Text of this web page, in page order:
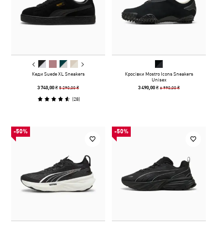
Кеди Suede XL Sneakers
3 740,00 ₴5 290,00 ₴
(28)
Кросівки Mostro Icons Sneakers
Unisex
3 490,00 ₴6 990,00 ₴
-50% -50%